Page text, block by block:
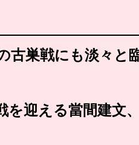
古巣戦にも淡々と
を迎える當間建文